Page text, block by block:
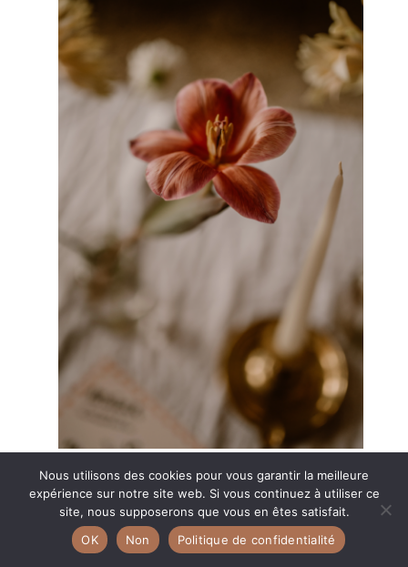
Nous utilisons des cookies pour vous garantir la meilleure
expérience sur notre site web. Si vous continuez à utiliser ce
site, nous supposerons que vous en êtes satisfait.
OK
Non Politique de confidentialité